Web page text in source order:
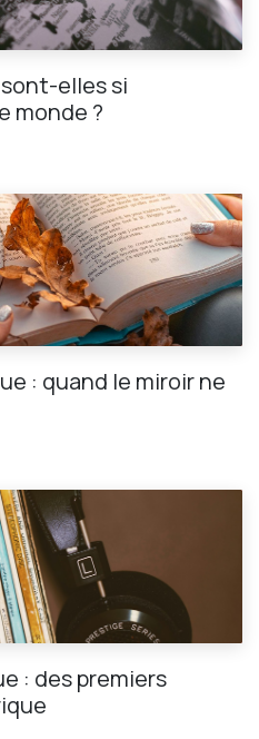
elles si
monde ?
: quand le miroir ne
: des premiers